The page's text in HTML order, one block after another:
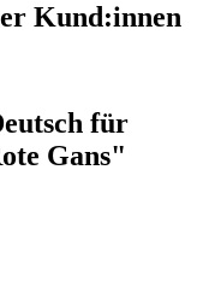
Kund:innen
für
Gans"